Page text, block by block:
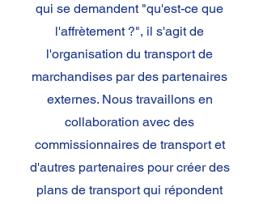
qui se demandent "qu'est-ce que
l'affrètement ?", il s'agit de
l'organisation du transport de
marchandises par des partenaires
externes. Nous travaillons en
collaboration avec des
commissionnaires de transport et
d'autres partenaires pour créer des
plans de transport qui répondent